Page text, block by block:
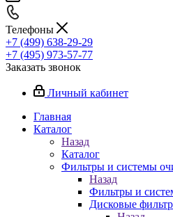
Телефоны
+7 (499) 638-29-29
+7 (495) 973-57-77
Заказать звонок
Личный кабинет
Главная
Каталог
Назад
Каталог
Фильтры и системы
Назад
Фильтры и
Дисковые